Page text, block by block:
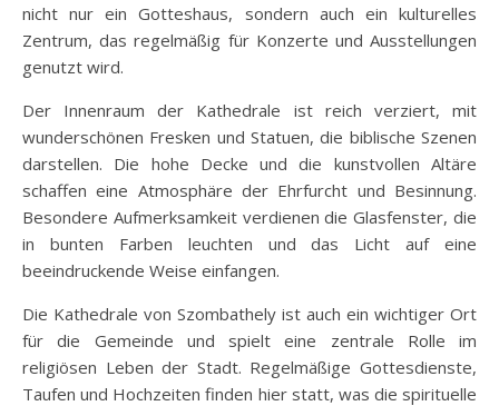
nicht nur ein Gotteshaus, sondern auch ein kulturelles
Zentrum, das regelmäßig für Konzerte und Ausstellungen
genutzt wird.
Der Innenraum der Kathedrale ist reich verziert, mit
wunderschönen Fresken und Statuen, die biblische Szenen
darstellen. Die hohe Decke und die kunstvollen Altäre
schaffen eine Atmosphäre der Ehrfurcht und Besinnung.
Besondere Aufmerksamkeit verdienen die Glasfenster, die
in bunten Farben leuchten und das Licht auf eine
beeindruckende Weise einfangen.
Die Kathedrale von Szombathely ist auch ein wichtiger Ort
für die Gemeinde und spielt eine zentrale Rolle im
religiösen Leben der Stadt. Regelmäßige Gottesdienste,
Taufen und Hochzeiten finden hier statt, was die spirituelle